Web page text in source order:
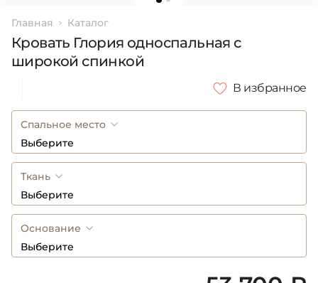
Главная Каталог
Кровать Глория односпальная с
широкой спинкой
В избранное
Спальное место
Выберите
Ткань
Выберите
Основание
Выберите